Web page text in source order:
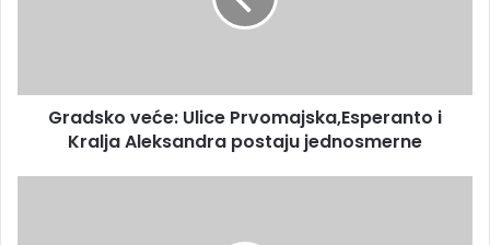
Gradsko veće: Ulice Prvomajska,Esperanto i
Kralja Aleksandra postaju jednosmerne